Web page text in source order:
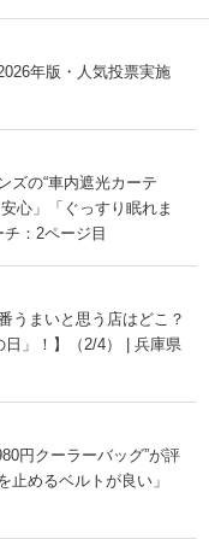
年版・人気投票実施
ズの“車内遮光カーテ
心」「ぐっすり眠れま
：2ページ目
うまいと思う店はどこ？
日」！】（2/4） | 兵庫県
円クーラーバッグ”が評
めるベルトが良い」